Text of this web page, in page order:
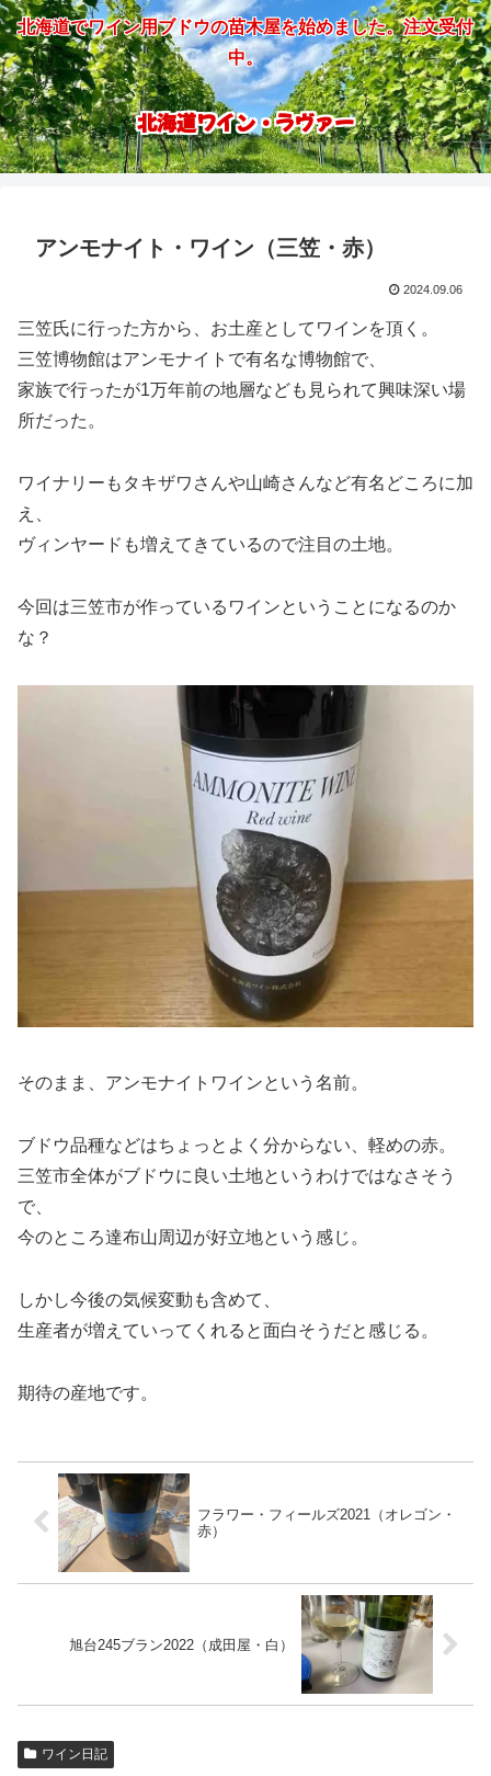
北海道でワイン用ブドウの苗木屋を始めました。注文受付
中。
北海道ワイン・ラヴァー
アンモナイト・ワイン（三笠・赤）
2024.09.06
三笠氏に行った方から、お土産としてワインを頂く。
三笠博物館はアンモナイトで有名な博物館で、
家族で行ったが1万年前の地層なども見られて興味深い場
所だった。
ワイナリーもタキザワさんや山崎さんなど有名どころに加
え、
ヴィンヤードも増えてきているので注目の土地。
今回は三笠市が作っているワインということになるのか
な？
そのまま、アンモナイトワインという名前。
ブドウ品種などはちょっとよく分からない、軽めの赤。
三笠市全体がブドウに良い土地というわけではなさそう
で、
今のところ達布山周辺が好立地という感じ。
しかし今後の気候変動も含めて、
生産者が増えていってくれると面白そうだと感じる。
期待の産地です。
フラワー・フィールズ2021（オレゴン・
赤）
旭台245ブラン2022（成田屋・白）
ワイン日記